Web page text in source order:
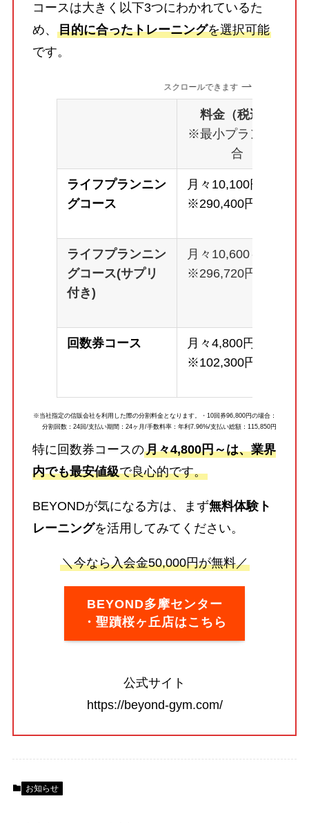
コースは大きく以下3つにわかれているた
め、 目的に合ったトレーニングを選択可能
です。
スクロールできます
料金（税込）
※最小プランの場
合
ライフプランニン
グコース
月々10,100円～
※290,400円
ライフプランニン
グコース(サプリ
付き)
月々10,600～
※296,720円
回数券コース
月々4,800円～
※102,300円
※当社指定の信販会社を利用した際の分割料金となります。・10回券96,800円の場合：
分割回数：24回/支払い期間：24ヶ月/手数料率：年利7.96%/支払い総額：115,850円
特に回数券コースの月々4,800円～は、業界
内でも最安値級で良心的です。
BEYONDが気になる方は、まず無料体験ト
レーニングを活用してみてください。
＼今なら入会金50,000円が無料／
BEYOND多摩センター
・聖蹟桜ヶ丘店はこちら
公式サイト
https://beyond-gym.com/
お知らせ